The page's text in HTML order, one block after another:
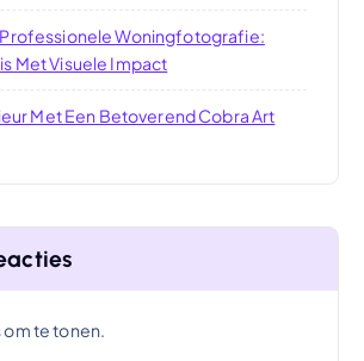
Professionele Woningfotografie:
Met Visuele Impact
Met Een Betoverend Cobra Art
te tonen.